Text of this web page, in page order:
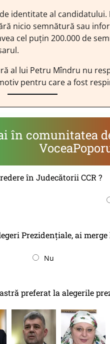
identitate al
nicio semnătură sau
cel puțin 200.000 de
al lui Petru Mîndru nu
pentru care a fost
în comunitatea
în Judecătorii CCR ?
Prezidențiale, ai merge
Nu
preferat la alegerile